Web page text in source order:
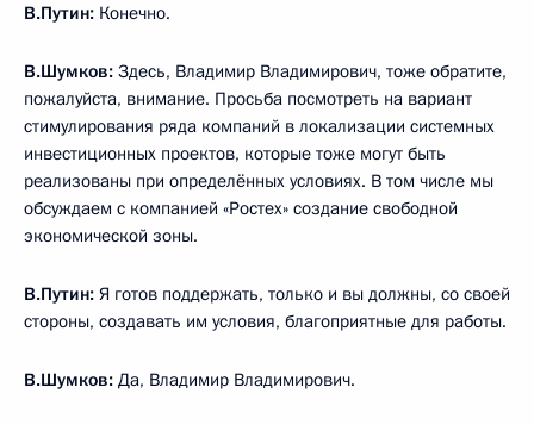
В.Путин: Конечно.
В.Шумков: Здесь, Владимир Владимирович, тоже обратите,
пожалуйста, внимание. Просьба посмотреть на вариант
стимулирования ряда компаний в локализации системных
инвестиционных проектов, которые тоже могут быть
реализованы при определённых условиях. В том числе мы
обсуждаем с компанией «Ростех» создание свободной
экономической зоны.
В.Путин: Я готов поддержать, только и вы должны, со своей
стороны, создавать им условия, благоприятные для работы.
В.Шумков: Да, Владимир Владимирович.